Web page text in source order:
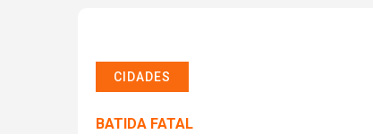
CIDADES
BATIDA FATAL